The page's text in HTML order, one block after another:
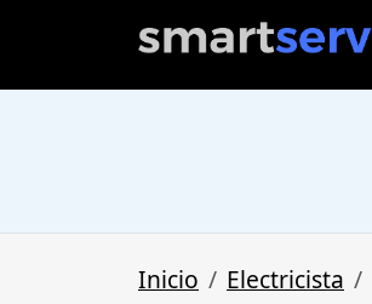
Inicio Electricista